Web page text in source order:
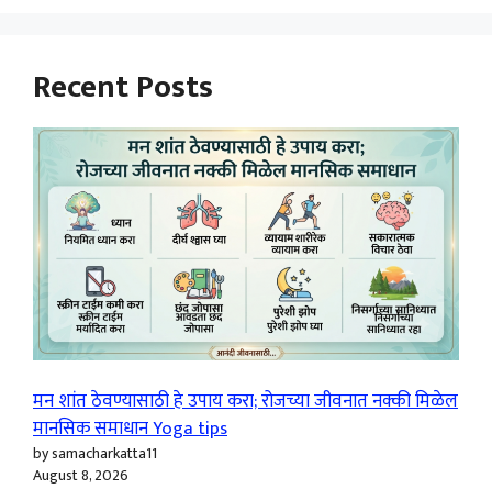
Recent Posts
मन शांत ठेवण्यासाठी हे उपाय करा; रोजच्या जीवनात नक्की मिळेल
मानसिक समाधान Yoga tips
by samacharkatta11
August 8, 2026